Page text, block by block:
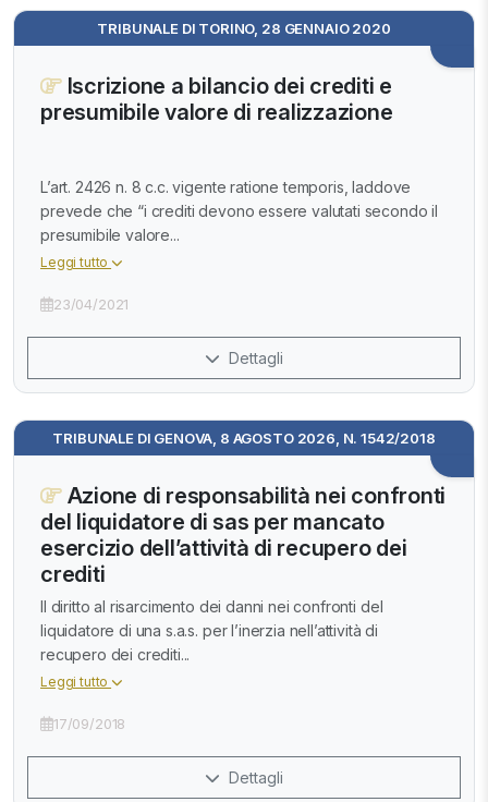
TRIBUNALE DI TORINO, 28 GENNAIO 2020
Iscrizione a bilancio dei crediti e
presumibile valore di realizzazione
L’art. 2426 n. 8 c.c. vigente ratione temporis, laddove
prevede che “i crediti devono essere valutati secondo il
presumibile valore...
Leggi tutto
23/04/2021
Dettagli
TRIBUNALE DI GENOVA, 8 AGOSTO 2026, N. 1542/2018
Azione di responsabilità nei confronti
del liquidatore di sas per mancato
esercizio dell’attività di recupero dei
crediti
Il diritto al risarcimento dei danni nei confronti del
liquidatore di una s.a.s. per l’inerzia nell’attività di
recupero dei crediti...
Leggi tutto
17/09/2018
Dettagli